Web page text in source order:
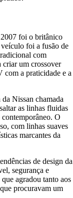
foi o britânico
foi a fusão de
com
criar um crossover
com a praticidade e a
Nissan chamada
as linhas fluidas
O
com linhas suaves
marcantes da
de design da
segurança e
agradou tanto aos
procuravam um